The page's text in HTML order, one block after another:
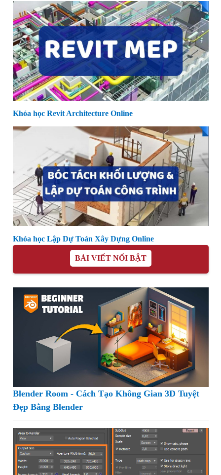
Khóa học Revit Architecture Online
Khóa học Lập Dự Toán Xây Dựng Online
BÀI VIẾT NỔI BẬT
Blender Room - Cách Tạo Không Gian 3D Tuyệt
Đẹp Bằng Blender